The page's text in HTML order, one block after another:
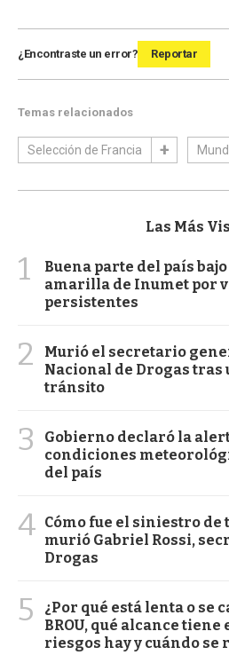
¿Encontraste un error? Reportar
Temas relacionados
Selección de Francia
Las Más
1
Buena parte del país
amarilla de Inumet por
persistentes
2
Murió el secretario
Nacional de Drogas tras
tránsito
3
Gobierno declaró la
condiciones
del país
4 Cómo fue el siniestro de
murió Gabriel Rossi,
Drogas
5
¿Por qué está lenta o se
BROU, qué alcance
riesgos hay y cuándo se